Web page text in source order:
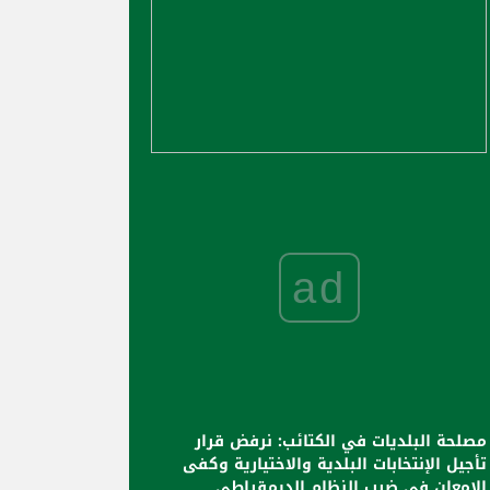
ad
مصلحة البلديات في الكتائب: نرفض قرار
تأجيل الإنتخابات البلدية والاختيارية وكفى